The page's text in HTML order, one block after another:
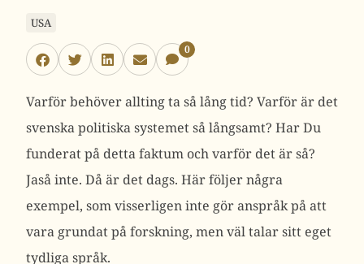
USA
0
Varför behöver allting ta så lång tid? Varför är det
svenska politiska systemet så långsamt? Har Du
funderat på detta faktum och varför det är så?
Jaså inte. Då är det dags. Här följer några
exempel, som visserligen inte gör anspråk på att
vara grundat på forskning, men väl talar sitt eget
tydliga språk.